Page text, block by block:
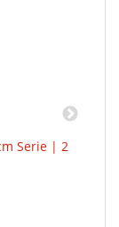
Serie | 2